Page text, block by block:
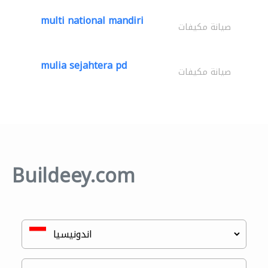
multi national mandiri صيانة مكيفات
mulia sejahtera pd صيانة مكيفات
Buildeey.com